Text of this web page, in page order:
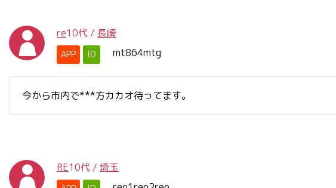
re10代 / 長崎
APP ID mt864mtg
今から市内で***方カカオ待ってます。
RE10代 / 埼玉